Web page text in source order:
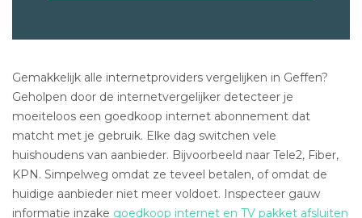
Gemakkelijk alle internetproviders vergelijken in Geffen?
Geholpen door de internetvergelijker detecteer je
moeiteloos een goedkoop internet abonnement dat
matcht met je gebruik. Elke dag switchen vele
huishoudens van aanbieder. Bijvoorbeeld naar Tele2, Fiber,
KPN. Simpelweg omdat ze teveel betalen, of omdat de
huidige aanbieder niet meer voldoet. Inspecteer gauw
informatie inzake goedkoop internet en TV pakket afsluiten